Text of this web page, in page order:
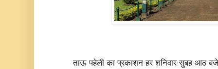
ताऊ पहेली का प्रकाशन हर शनिवार सुबह आठ